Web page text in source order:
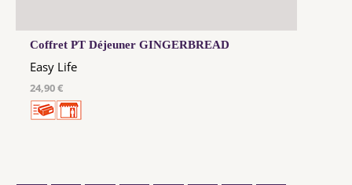
Coffret PT Déjeuner GINGERBREAD
Easy Life
24,90 €